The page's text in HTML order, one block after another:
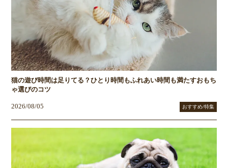
猫の遊び時間は足りてる？ひとり時間もふれあい時間も満たすおもち
ゃ選びのコツ
2026/08/05 おすすめ/特集